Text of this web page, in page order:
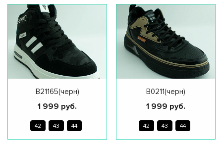
B21165(черн)
1 999 руб.
42 43 44
B0211(черн)
1 999 руб.
42 43 44